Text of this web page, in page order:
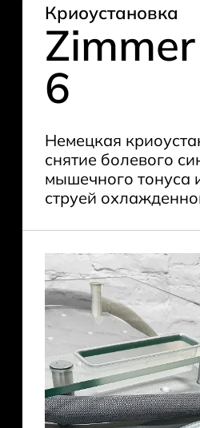
Криоустановка
6
Немецкая
снятие болевого
мышечного тонуса
струей